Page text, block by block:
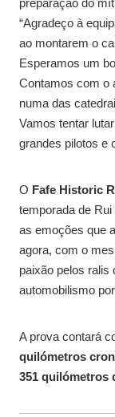
“Agradeço à
ao montarem o
Esperamos um
Contamos com o
numa das
Vamos tentar
grandes pilotos e
O Fafe Historic
temporada de
as emoções que
agora, com o
paixão pelos ralis
automobilismo
A prova contará
quilómetros
351 quilómetros